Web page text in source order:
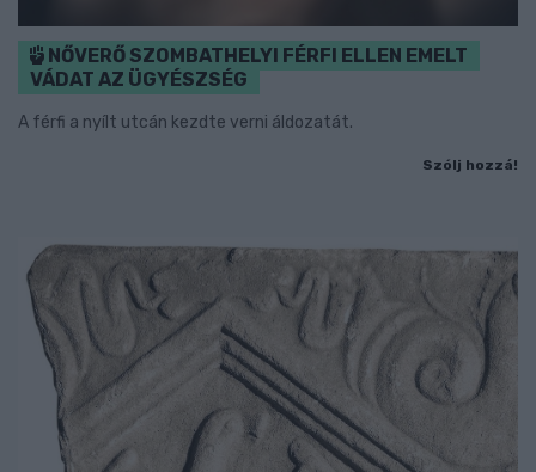
NŐVERŐ SZOMBATHELYI FÉRFI ELLEN EMELT
VÁDAT AZ ÜGYÉSZSÉG
A férfi a nyílt utcán kezdte verni áldozatát.
Szólj hozzá!